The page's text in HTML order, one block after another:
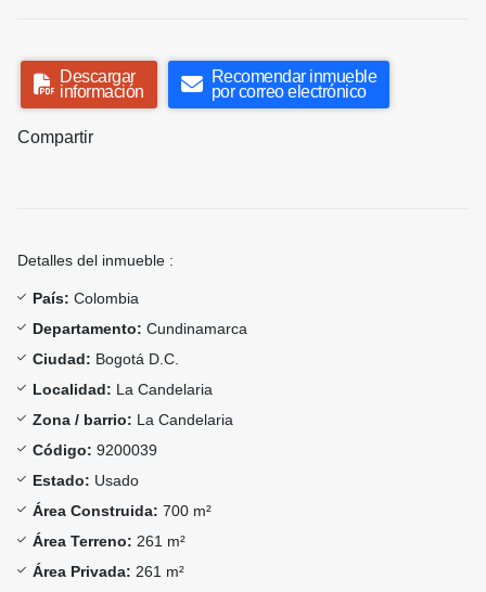
Descargar
información
Recomendar inmueble
por correo electrónico
Compartir
Detalles del inmueble :
País: Colombia
Departamento: Cundinamarca
Ciudad: Bogotá D.C.
Localidad: La Candelaria
Zona / barrio: La Candelaria
Código: 9200039
Estado: Usado
Área Construida: 700 m²
Área Terreno: 261 m²
Área Privada: 261 m²